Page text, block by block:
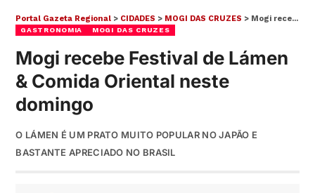
Portal Gazeta Regional > CIDADES > MOGI DAS CRUZES > Mogi recebe Festival de Lámen & Comida Oriental neste domingo
GASTRONOMIA MOGI DAS CRUZES
Mogi recebe Festival de Lámen
& Comida Oriental neste
domingo
O LÁMEN É UM PRATO MUITO POPULAR NO JAPÃO E
BASTANTE APRECIADO NO BRASIL